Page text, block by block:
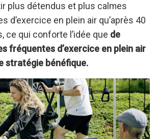
plus détendus et plus calmes
d’exercice en plein air qu’après 40
ce qui conforte l’idée que de
fréquentes d’exercice en plein air
stratégie bénéfique.